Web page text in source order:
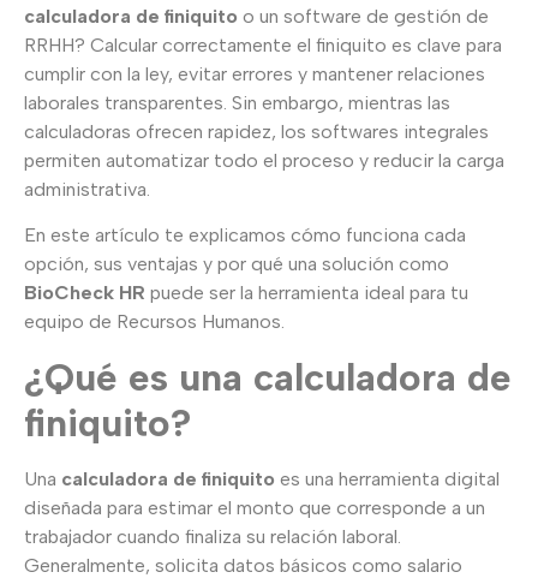
calculadora de finiquito o un software de gestión de
RRHH? Calcular correctamente el finiquito es clave para
cumplir con la ley, evitar errores y mantener relaciones
laborales transparentes. Sin embargo, mientras las
calculadoras ofrecen rapidez, los softwares integrales
permiten automatizar todo el proceso y reducir la carga
administrativa.
En este artículo te explicamos cómo funciona cada
opción, sus ventajas y por qué una solución como
BioCheck HR puede ser la herramienta ideal para tu
equipo de Recursos Humanos.
¿Qué es una calculadora de
finiquito?
Una calculadora de finiquito es una herramienta digital
diseñada para estimar el monto que corresponde a un
trabajador cuando finaliza su relación laboral.
Generalmente, solicita datos básicos como salario